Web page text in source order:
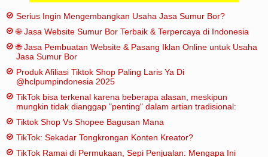
Serius Ingin Mengembangkan Usaha Jasa Sumur Bor?
🌐 Jasa Website Sumur Bor Terbaik & Terpercaya di Indonesia
🌐 Jasa Pembuatan Website & Pasang Iklan Online untuk Usaha
Jasa Sumur Bor
Produk Afiliasi Tiktok Shop Paling Laris Ya Di
@hclpumpindonesia 2025
TikTok bisa terkenal karena beberapa alasan, meskipun
mungkin tidak dianggap "penting" dalam artian tradisional:
Tiktok Shop Vs Shopee Bagusan Mana
TikTok: Sekadar Tongkrongan Konten Kreator?
TikTok Ramai di Permukaan, Sepi Penjualan: Mengapa Ini